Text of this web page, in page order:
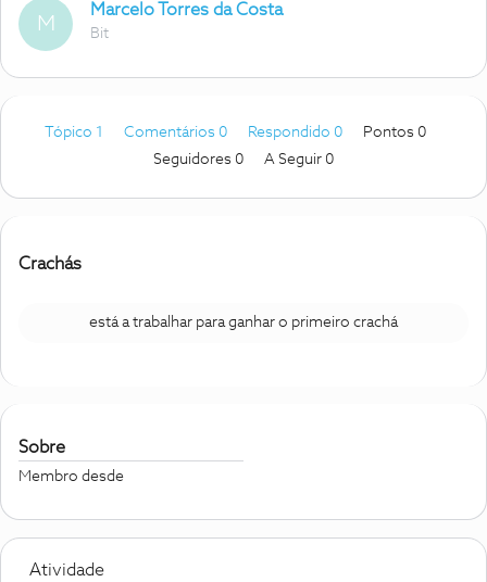
M
Marcelo Torres da Costa
Bit
Tópico 1 Comentários 0 Respondido 0
Pontos 0
Seguidores 0 A Seguir 0
Crachás
está a trabalhar para ganhar o primeiro crachá
Sobre
Membro desde
Atividade